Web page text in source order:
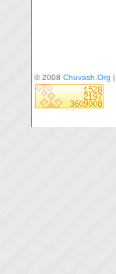
© 2008 Chuvash.Org |